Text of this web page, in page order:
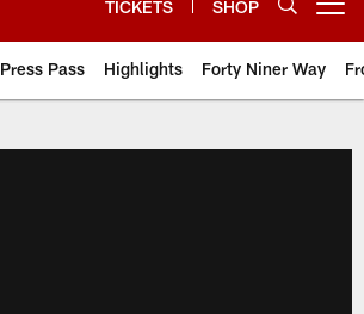
TICKETS SHOP
Press Pass Highlights Forty Niner Way